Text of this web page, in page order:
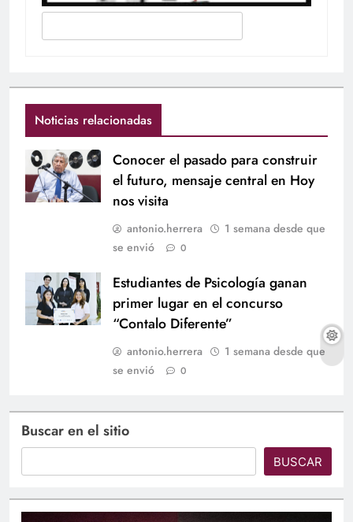
Noticias relacionadas
Conocer el pasado para construir
el futuro, mensaje central en Hoy
nos visita
antonio.herrera
1 semana desde que
se envió
0
Estudiantes de Psicología ganan
primer lugar en el concurso
“Contalo Diferente”
antonio.herrera
1 semana desde que
se envió
0
Buscar en el sitio
BUSCAR